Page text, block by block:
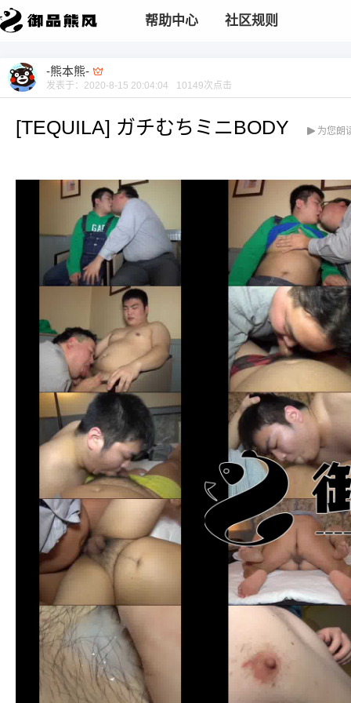
帮助中心 社区规则
-熊本熊-
发表于： 2020-8-15 20:04:04 10149次点击
[TEQUILA] ガチむちミニBODY 为您朗